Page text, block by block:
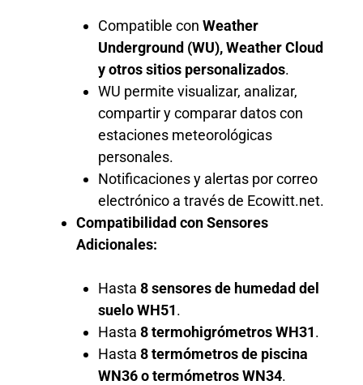
Compatible con Weather
Underground (WU), Weather Cloud
y otros sitios personalizados.
WU permite visualizar, analizar,
compartir y comparar datos con
estaciones meteorológicas
personales.
Notificaciones y alertas por correo
electrónico a través de Ecowitt.net.
Compatibilidad con Sensores
Adicionales:
Hasta 8 sensores de humedad del
suelo WH51.
Hasta 8 termohigrómetros WH31.
Hasta 8 termómetros de piscina
WN36 o termómetros WN34.